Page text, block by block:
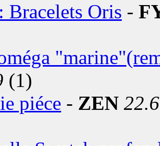
Bracelets Oris -
(1)
piéce - ZEN